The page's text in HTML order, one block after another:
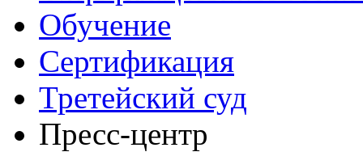
Обучение
Сертификация
Третейский суд
Пресс-центр